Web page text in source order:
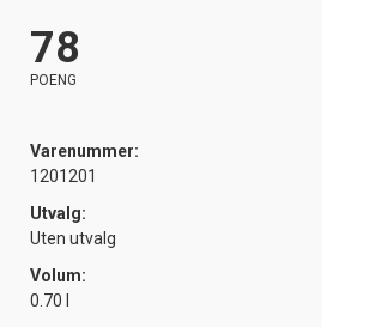
78
POENG
Varenummer:
1201201
Utvalg:
Uten utvalg
Volum:
0.70 l